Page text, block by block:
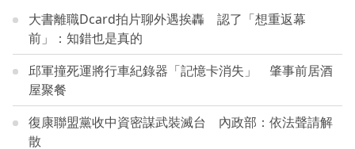
大書離職Dcard拍片聊外遇挨轟 認了「想重返幕
前」：知錯也是真的
邱軍撞死運將行車紀錄器「記憶卡消失」 肇事前居酒
屋聚餐
復康聯盟黨收中資密謀武裝滅台 內政部：依法聲請解
散